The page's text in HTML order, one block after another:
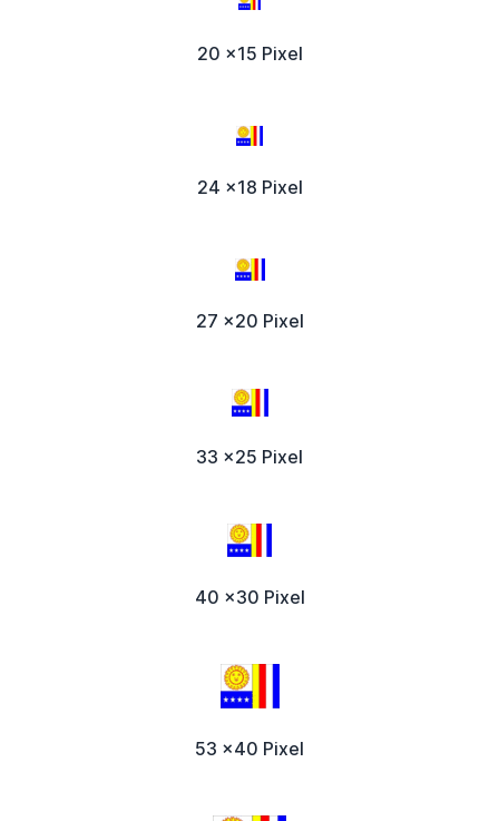
20 x15 Pixel
24 x18 Pixel
27 x20 Pixel
33 x25 Pixel
40 x30 Pixel
53 x40 Pixel